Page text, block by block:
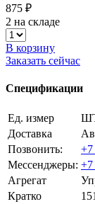
875 ₽
2 на складе
В корзину
Заказать сейчас
Спецификации
Ед. измер
Доставка
Позвонить:
+7
Мессенджеры: +7
Агрегат
Кратко